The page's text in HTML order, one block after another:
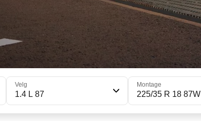
Velg
1.4 L 87
Montage
225/35 R 18 87W